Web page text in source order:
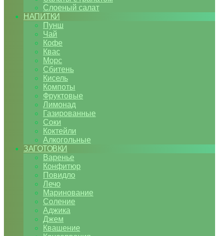
Слоеный салат
НАПИТКИ
Пунш
Чай
Кофе
Квас
Морс
Сбитень
Кисель
Компоты
Фруктовые
Лимонад
Газированные
Соки
Коктейли
Алкогольные
ЗАГОТОВКИ
Варенье
Конфитюр
Повидло
Лечо
Маринование
Соление
Аджика
Джем
Квашение